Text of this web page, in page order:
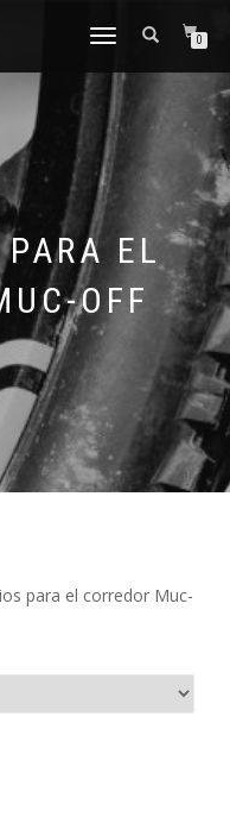
CAMBIAR
0
EL
OFF
para el corredor Muc-